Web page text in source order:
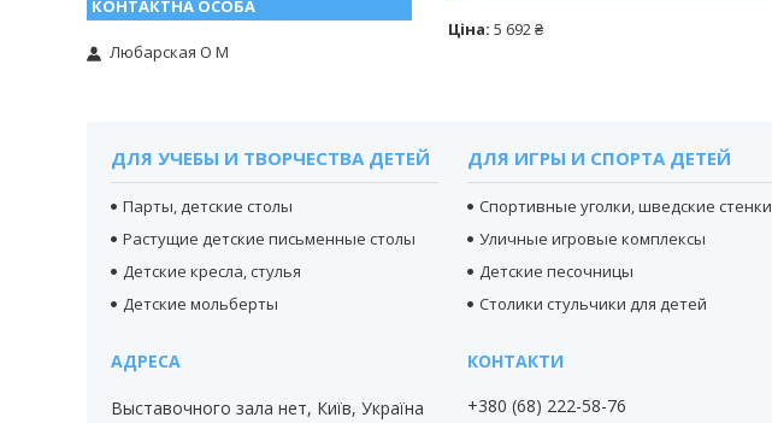
Ціна: 5 692 ₴
Любарская О М
ДЛЯ УЧЕБЫ И ТВОРЧЕСТВА ДЕТЕЙ
Парты, детские столы
Растущие детские письменные столы
Детские кресла, стулья
Детские мольберты
ДЛЯ ИГРЫ И СПОРТА ДЕТЕЙ
Спортивные уголки, шведские стенки
Уличные игровые комплексы
Детские песочницы
Столики стульчики для детей
Выставочного зала нет, Київ, Україна +380 (68) 222-58-76